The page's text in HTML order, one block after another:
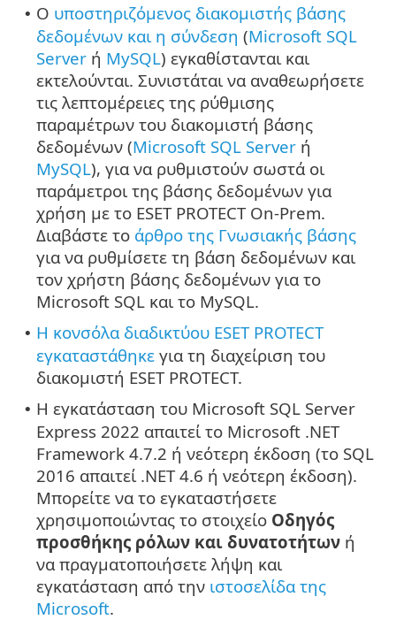
• Ο υποστηριζόμενος διακομιστής βάσης
δεδομένων και η σύνδεση (Microsoft SQL
Server ή MySQL) εγκαθίστανται και
εκτελούνται. Συνιστάται να αναθεωρήσετε
τις λεπτομέρειες της ρύθμισης
παραμέτρων του διακομιστή βάσης
δεδομένων (Microsoft SQL Server ή
MySQL), για να ρυθμιστούν σωστά οι
παράμετροι της βάσης δεδομένων για
χρήση με το ESET PROTECT On-Prem.
Διαβάστε το άρθρο της Γνωσιακής βάσης
για να ρυθμίσετε τη βάση δεδομένων και
τον χρήστη βάσης δεδομένων για το
Microsoft SQL και το MySQL.
• Η κονσόλα διαδικτύου ESET PROTECT
εγκαταστάθηκε για τη διαχείριση του
διακομιστή ESET PROTECT.
• Η εγκατάσταση του Microsoft SQL Server
Express 2022 απαιτεί το Microsoft .NET
Framework 4.7.2 ή νεότερη έκδοση (το SQL
2016 απαιτεί .NET 4.6 ή νεότερη έκδοση).
Μπορείτε να το εγκαταστήσετε
χρησιμοποιώντας το στοιχείο Οδηγός
προσθήκης ρόλων και δυνατοτήτων ή
να πραγματοποιήσετε λήψη και
εγκατάσταση από την ιστοσελίδα της
Microsoft.